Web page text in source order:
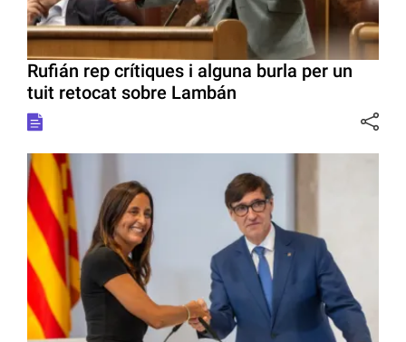
Rufián rep crítiques i alguna burla per un
tuit retocat sobre Lambán